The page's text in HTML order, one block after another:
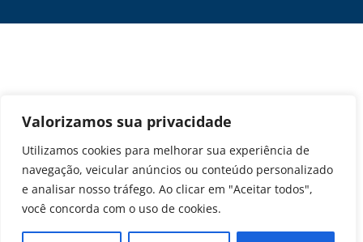
Valorizamos sua privacidade
Utilizamos cookies para melhorar sua experiência de
navegação, veicular anúncios ou conteúdo personalizado
e analisar nosso tráfego. Ao clicar em "Aceitar todos",
você concorda com o uso de cookies.